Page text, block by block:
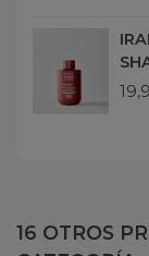
16 OTROS